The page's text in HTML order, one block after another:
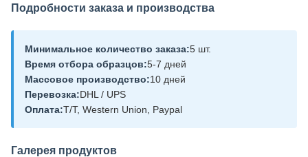
Подробности заказа и производства
Минимальное количество заказа:5 шт.
Время отбора образцов:5-7 дней
Массовое производство:10 дней
Перевозка:DHL / UPS
Оплата:T/T, Western Union, Paypal
Галерея продуктов